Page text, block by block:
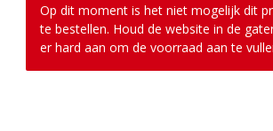
Op dit moment is het niet mogelijk dit
te bestellen. Houd de website in de
er hard aan om de voorraad aan te